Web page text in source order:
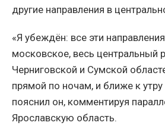
другие направления в
«Я убеждён: все эти
московское, весь центральный
Черниговской и Сумской
прямой по ночам, и ближе к
пояснил он, комментируя
Ярославскую область.